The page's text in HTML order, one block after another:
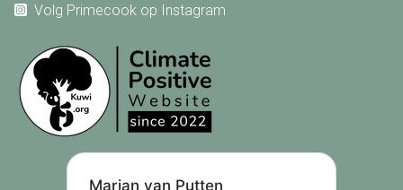
Volg Primecook op Instagram